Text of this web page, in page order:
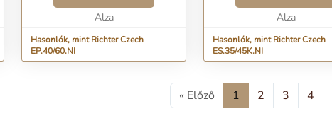
Alza
Hasonlók, mint Richter Czech
EP.40/60.NI
Alza
Hasonlók, mint Richter Czech
ES.35/45K.NI
« Előző 1 2 3 4